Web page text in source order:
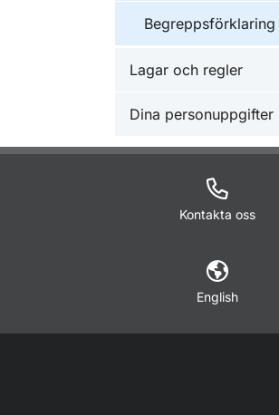
Begreppsförklaring
Lagar och regler
Dina personuppgifter
Kontakta oss
English